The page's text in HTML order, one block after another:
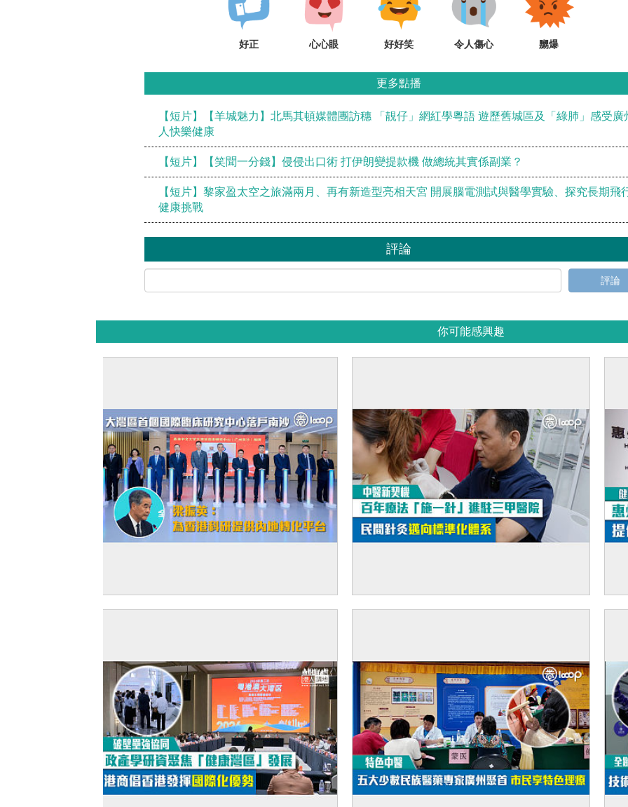
好正 心心眼 好好笑 令人傷心 嬲爆
更多點播
【短片】【羊城魅力】北馬其頓媒體團訪穗 「靚仔」網紅學粵語 遊歷舊城區及「綠肺」感受廣
人快樂健康
【短片】【笑聞一分錢】侵侵出口術 打伊朗變提款機 做總統其實係副業？
【短片】黎家盈太空之旅滿兩月、再有新造型亮相天宮 開展腦電測試與醫學實驗、探究長期飛
健康挑戰
評論
評論
你可能感興趣